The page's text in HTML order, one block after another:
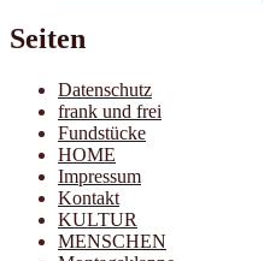
Seiten
Datenschutz
frank und frei
Fundstücke
HOME
Impressum
Kontakt
KULTUR
MENSCHEN